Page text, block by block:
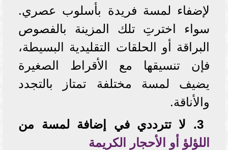
لإضفاء لمسة فريدة بأسلوب عصري.
سواء اخترتِ تلك المزينة بالفصوص
البراقة أو الحلقات التقليدية البسيطة،
فإن تنسيقها مع الأقراط الصغيرة
يضيف لمسة مختلفة تمتاز بالتجدد
والأناقة.
3. لا تترددي في إضافة لمسة من
اللؤلؤ أو الأحجار الكريمة